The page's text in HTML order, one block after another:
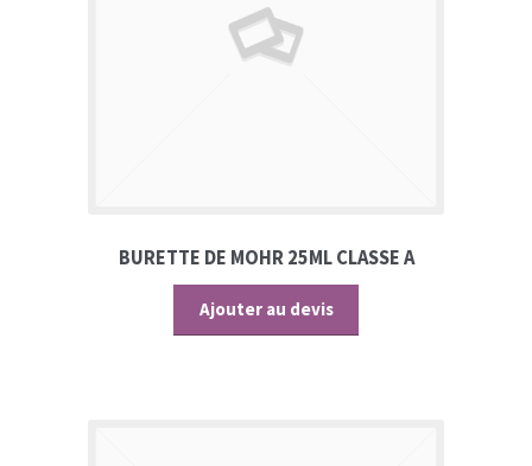
BURETTE DE MOHR 25ML CLASSE A
Ajouter au devis